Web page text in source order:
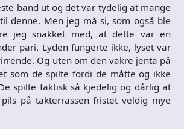
band ut og det var tydelig at mange
denne. Men jeg må si, som også ble
jeg snakket med, at dette var en
pari. Lyden fungerte ikke, lyset var
Og uten om den vakre jenta på
som de spilte fordi de måtte og ikke
spilte faktisk så kjedelig og dårlig at
på takterrassen fristet veldig mye